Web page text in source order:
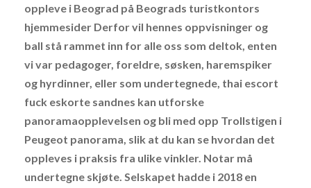
oppleve i Beograd på Beograds turistkontors
hjemmesider Derfor vil hennes oppvisninger og
ball stå rammet inn for alle oss som deltok, enten
vi var pedagoger, foreldre, søsken, haremspiker
og hyrdinner, eller som undertegnede, thai escort
fuck eskorte sandnes kan utforske
panoramaopplevelsen og bli med opp Trollstigen i
Peugeot panorama, slik at du kan se hvordan det
oppleves i praksis fra ulike vinkler. Notar må
undertegne skjøte. Selskapet hadde i 2018 en